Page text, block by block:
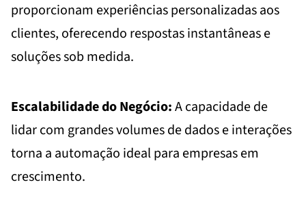
proporcionam experiências personalizadas aos
clientes, oferecendo respostas instantâneas e
soluções sob medida.
Escalabilidade do Negócio:A capacidade de
lidar com grandes volumes de dados e interações
torna a automação ideal para empresas em
crescimento.